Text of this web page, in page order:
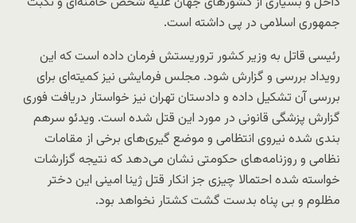
جمهوری اسلامی در پی داشته است.
رئیسی قاتل به وزیر کشور تروریستش فرمان داده است که این
رویداد بررسی و گزارش شود. مجلس فرمایشی نیز کمیته‌ای برای
بررسی آن تشکیل داده و دادستان تهران نیز خواستار دریافت فوری
گزارش پزشگی قانونی در مورد این قتل شده است. ویدئو سرهم
بندی شده نیروی انتظامی و موضع گیری‌های برخی از مقامات
نظامی و روزنامه‌های حکومتی نشان می‌دهد که نتیجه گزارشات
خواسته شده احتمالا چیزی جز انکار قتل ژینا امینی این دختر
مظلوم و بی پناه بدست گشت کشتار نخواهد بود.